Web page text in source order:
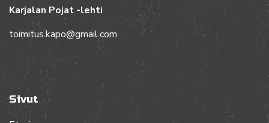
Karjalan Pojat -lehti
toimitus.kapo@gmail.com
Sivut